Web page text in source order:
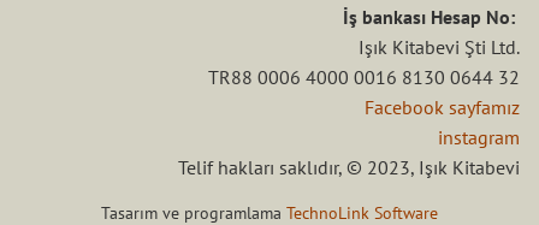
İş bankası Hesap No:
Işık Kitabevi Şti Ltd.
TR88 0006 4000 0016 8130 0644 32
Facebook sayfamız
instagram
Telif hakları saklıdır, © 2023, Işık Kitabevi
Tasarım ve programlama TechnoLink Software